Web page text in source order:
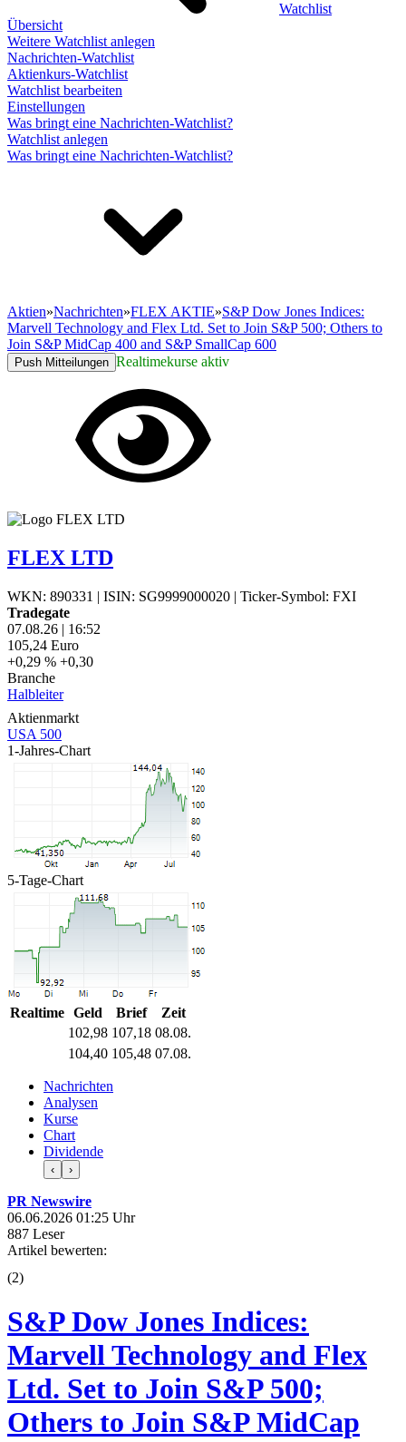
Watchlist
Übersicht
Weitere Watchlist anlegen
Nachrichten-Watchlist
Aktienkurs-Watchlist
Watchlist bearbeiten
Einstellungen
Was bringt eine Nachrichten-Watchlist?
Watchlist anlegen
Was bringt eine Nachrichten-Watchlist?
Aktien»Nachrichten»FLEX AKTIE»S&P Dow Jones Indices:
Marvell Technology and Flex Ltd. Set to Join S&P 500; Others to
Join S&P MidCap 400 and S&P SmallCap 600
Push Mitteilungen Realtimekurse aktiv
FLEX LTD
WKN: 890331 | ISIN: SG9999000020 | Ticker-Symbol: FXI
Tradegate
07.08.26 | 16:52
105,24 Euro
+0,29 % +0,30
Branche
Halbleiter
Aktienmarkt
USA 500
1-Jahres-Chart
5-Tage-Chart
Realtime Geld Brief
Zeit
102,98 107,18 08.08.
104,40 105,48 07.08.
Nachrichten
Analysen
Kurse
Chart
Dividende
‹ ›
PR Newswire
06.06.2026 01:25 Uhr
887 Leser
Artikel bewerten:
(2)
S&P Dow Jones Indices:
Marvell Technology and Flex
Ltd. Set to Join S&P 500;
Others to Join S&P MidCap